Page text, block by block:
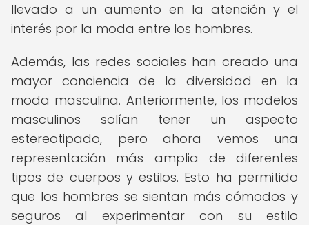
llevado a un aumento en la atención y el
interés por la moda entre los hombres.
Además, las redes sociales han creado una
mayor conciencia de la diversidad en la
moda masculina. Anteriormente, los modelos
masculinos solían tener un aspecto
estereotipado, pero ahora vemos una
representación más amplia de diferentes
tipos de cuerpos y estilos. Esto ha permitido
que los hombres se sientan más cómodos y
seguros al experimentar con su estilo